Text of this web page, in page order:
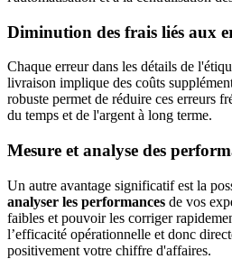
Diminution des frais liés aux
Chaque erreur dans les détails de
livraison implique des coûts
robuste permet de réduire ces erreurs
du temps et de l'argent à long terme.
Mesure et analyse des
Un autre avantage significatif est la
analyser les performances de vos
faibles et pouvoir les corriger
l’efficacité opérationnelle et donc
positivement votre chiffre d'affaires.